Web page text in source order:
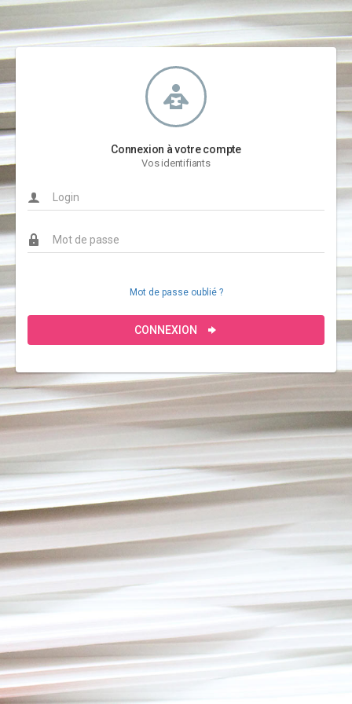
Connexion à votre compte
Vos identifiants
Mot de passe oublié ?
CONNEXION